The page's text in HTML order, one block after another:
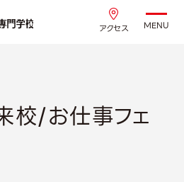
アクセス MENU
校/お仕事フェ